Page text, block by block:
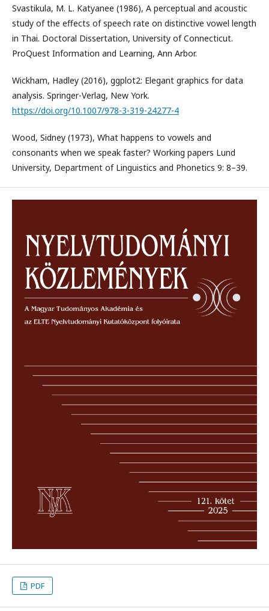
Svastikula, M. L. Katyanee (1986), A perceptual and acoustic
study of the effects of speech rate on distinctive vowel length
in Thai. Doctoral Dissertation, University of Connecticut.
ProQuest Information and Learning, Ann Arbor.
Wickham, Hadley (2016), ggplot2: Elegant graphics for data
analysis. Springer-Verlag, New York.
https://doi.org/10.1007/978-3-319-24277-4
Wood, Sidney (1973), What happens to vowels and
consonants when we speak faster? Working papers Lund
University, Department of Linguistics and Phonetics 9: 8–39.
PDF